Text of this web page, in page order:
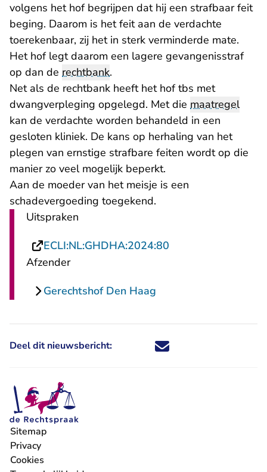
volgens het hof begrijpen dat hij een strafbaar feit
beging. Daarom is het feit aan de verdachte
toerekenbaar, zij het in sterk verminderde mate.
Het hof legt daarom een lagere gevangenisstraf
op dan de rechtbank.
Net als de rechtbank heeft het hof tbs met
dwangverpleging opgelegd. Met die maatregel
kan de verdachte worden behandeld in een
gesloten kliniek. De kans op herhaling van het
plegen van ernstige strafbare feiten wordt op die
manier zo veel mogelijk beperkt.
Aan de moeder van het meisje is een
schadevergoeding toegekend.
Uitspraken
ECLI:NL:GHDHA:2024:80
Afzender
Gerechtshof Den Haag
Deel dit nieuwsbericht: Deel dit nieuwsbericht via X -
Deel dit nieuwsbericht via
Deel dit nieuwsbericht
Deel dit
Sitemap
Privacy
Cookies